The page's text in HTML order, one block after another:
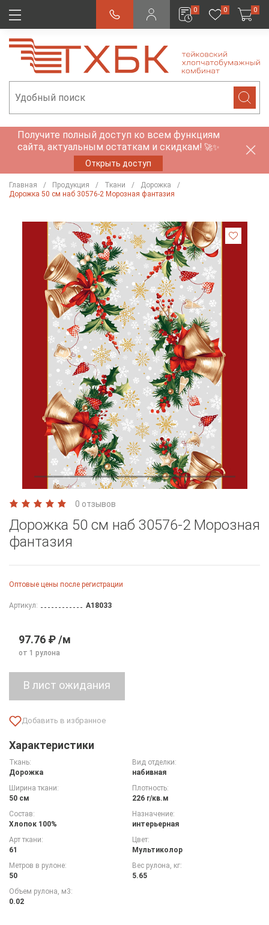
0 0 0
Получите полный доступ ко всем функциям
сайта, актуальным остаткам и скидкам! 🚀✨
Открыть доступ
Главная Продукция Ткани
Дорожка
Дорожка 50 см наб 30576-2 Морозная фантазия
0 отзывов
Дорожка 50 см наб 30576-2 Морозная
фантазия
Оптовые цены после регистрации
Артикул: A18033
97.76 ₽ /м
от 1 рулона
Характеристики
Ткань:
Дорожка
Вид отделки:
набивная
Ширина ткани:
50 см
Плотность:
226 г/кв.м
Состав:
Хлопок 100%
Назначение:
интерьерная
Арт ткани:
61
Цвет:
Мультиколор
Метров в рулоне:
50
Вес рулона, кг:
5.65
Объем рулона, м3:
0.02